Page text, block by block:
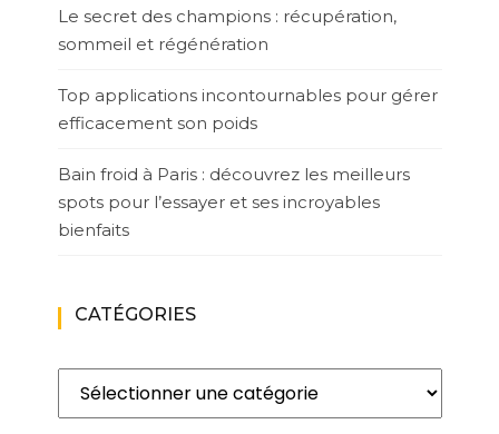
Le secret des champions : récupération,
sommeil et régénération
Top applications incontournables pour gérer
efficacement son poids
Bain froid à Paris : découvrez les meilleurs
spots pour l’essayer et ses incroyables
bienfaits
CATÉGORIES
Catégories